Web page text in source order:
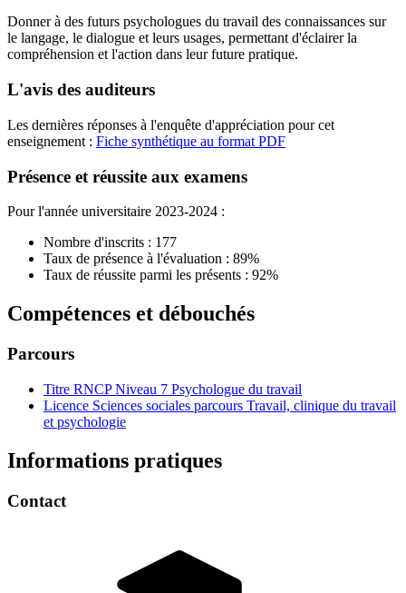
Donner à des futurs psychologues du travail des connaissances sur
le langage, le dialogue et leurs usages, permettant d'éclairer la
compréhension et l'action dans leur future pratique.
L'avis des auditeurs
Les dernières réponses à l'enquête d'appréciation pour cet
enseignement : Fiche synthétique au format PDF
Présence et réussite aux examens
Pour l'année universitaire 2023-2024 :
Nombre d'inscrits : 177
Taux de présence à l'évaluation : 89%
Taux de réussite parmi les présents : 92%
Compétences et débouchés
Parcours
Titre RNCP Niveau 7 Psychologue du travail
Licence Sciences sociales parcours Travail, clinique du travail
et psychologie
Informations pratiques
Contact